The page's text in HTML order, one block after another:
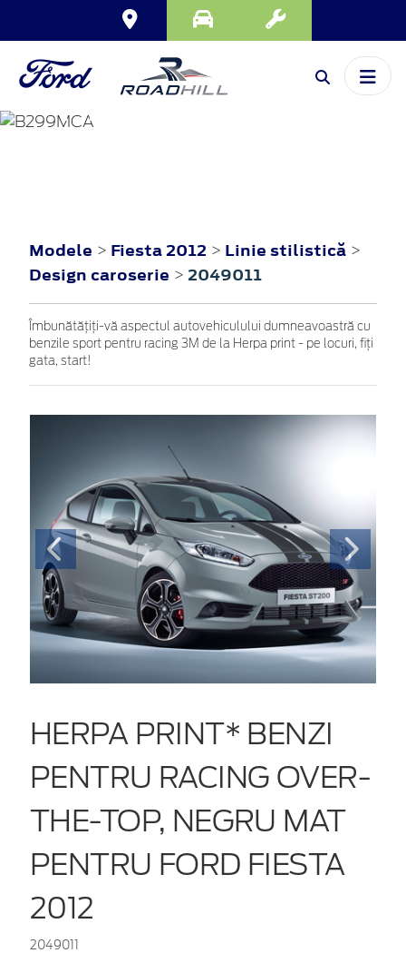
FIESTA
Modele > Fiesta 2012 > Linie stilistică >
Design caroserie > 2049011
Îmbunătățiți-vă aspectul autovehiculului dumneavoastră cu
benzile sport pentru racing 3M de la Herpa print - pe locuri, fiți
gata, start!
HERPA PRINT* BENZI
PENTRU RACING OVER-
THE-TOP, NEGRU MAT
PENTRU FORD FIESTA
2012
2049011